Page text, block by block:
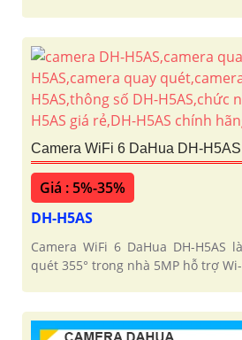
Camera WiFi 6 DaHua DH-
Giá : 5%-35%
DH-H5AS
Camera WiFi 6 DaHua DH-H5AS
quét 355° trong nhà 5MP hỗ trợ